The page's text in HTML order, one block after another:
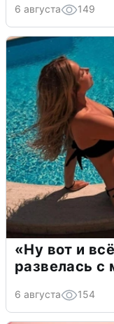
6 августа 149
«Ну вот и
развелась
6 августа 154